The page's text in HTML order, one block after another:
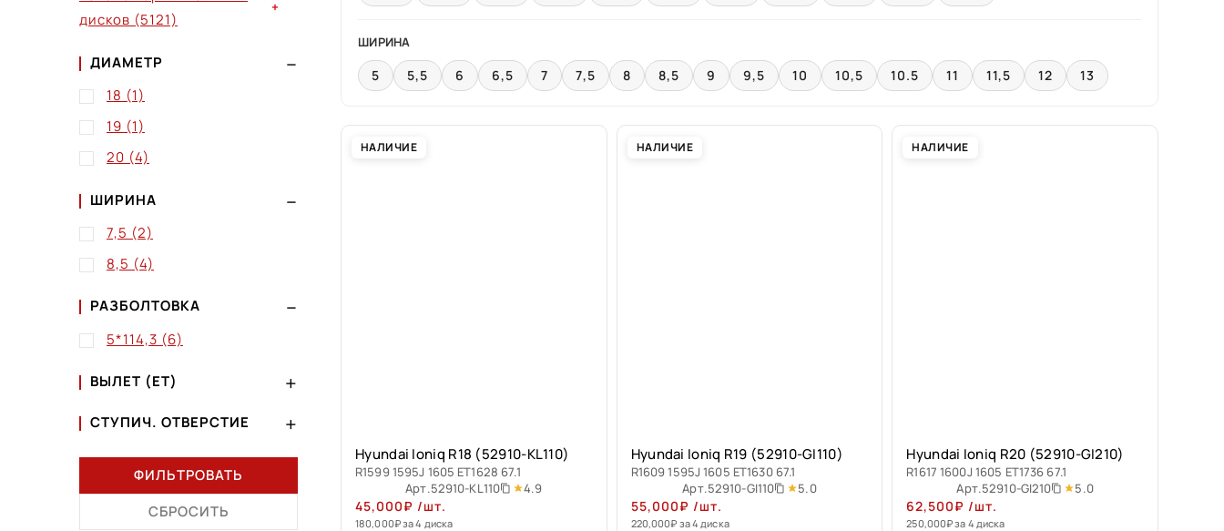
ШИРИНА
5 5,5 6 6,5 7 7,5 8 8,5 9 9,5 10 10,5 10.5 11 11,5 12 13
НАЛИЧИЕ
Hyundai Ioniq R18 (52910-KL110)
R1599 1595J 1605 ET1628 67.1
Арт.52910-KL110 4.9
45,000₽ /шт.
180,000₽за 4 диска
НАЛИЧИЕ
Hyundai Ioniq R19 (52910-GI110)
R1609 1595J 1605 ET1630 67.1
Арт.52910-GI110 5.0
55,000₽ /шт.
220,000₽ за 4 диска
НАЛИЧИЕ
Hyundai Ioniq R20 (52910-GI210)
R1617 1600J 1605 ET1736 67.1
Арт.52910-GI210 5.0
62,500₽ /шт.
250,000₽за 4 диска
дисков (5121)
+
ДИАМЕТР
18 (1)
19 (1)
20 (4)
ШИРИНА
7,5 (2)
8,5 (4)
РАЗБОЛТОВКА
5*114,3 (6)
ВЫЛЕТ (ET)
СТУПИЧ. ОТВЕРСТИЕ
ФИЛЬТРОВАТЬ
СБРОСИТЬ